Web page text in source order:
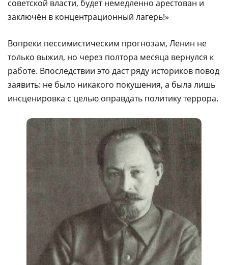
советской власти, будет немедленно арестован и
заключён в концентрационный лагерь!»
Вопреки пессимистическим прогнозам, Ленин не
только выжил, но через полтора месяца вернулся к
работе. Впоследствии это даст ряду историков повод
заявить: не было никакого покушения, а была лишь
инсценировка с целью оправдать политику террора.